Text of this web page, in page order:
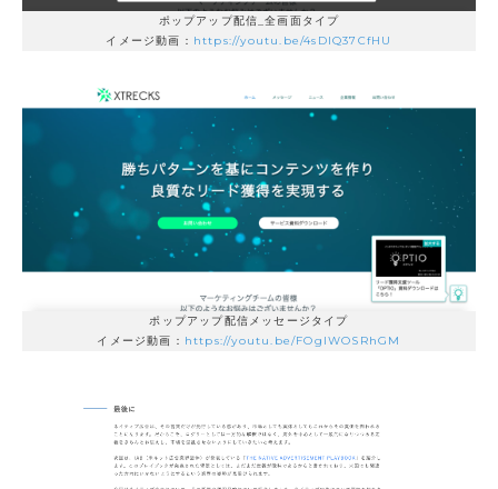
ポップアップ配信_全画面タイプ
イメージ動画： https://youtu.be/4sDlQ37CfHU
ポップアップ配信メッセージタイプ
イメージ動画： https://youtu.be/FOgIWOSRhGM